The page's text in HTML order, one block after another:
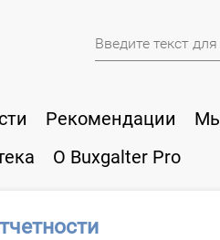
Рекомендации
О Buxgalter Pro